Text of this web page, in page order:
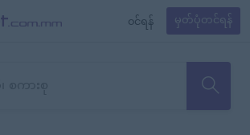
၀င်ရန် မှတ်ပုံတင်ရန်